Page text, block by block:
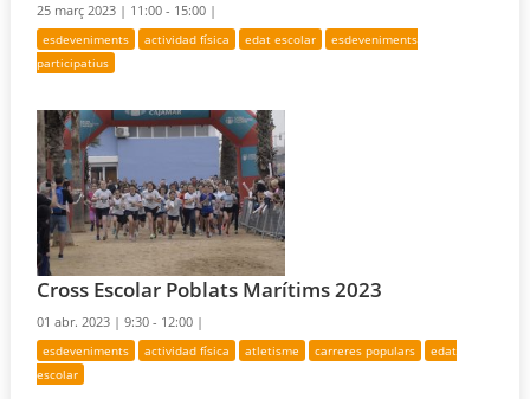
25 març 2023 | 11:00 - 15:00 |
esdeveniments actividad física edat escolar
esdeveniments
participatius
Cross Escolar Poblats Marítims 2023
01 abr. 2023 |9:30 - 12:00 |
esdeveniments actividad física atletisme carreres populars
edat
escolar